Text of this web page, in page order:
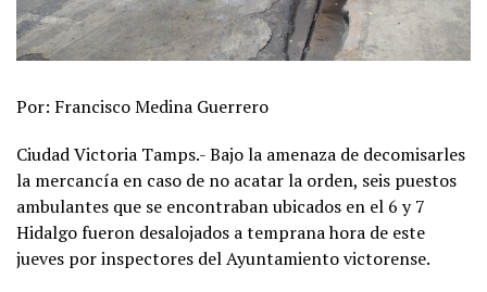
Por: Francisco Medina Guerrero
Ciudad Victoria Tamps.- Bajo la amenaza de decomisarles
la mercancía en caso de no acatar la orden, seis puestos
ambulantes que se encontraban ubicados en el 6 y 7
Hidalgo fueron desalojados a temprana hora de este
jueves por inspectores del Ayuntamiento victorense.